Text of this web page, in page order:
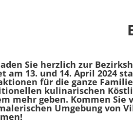
Sie herzlich zur
am 13. und 14. April 2024
für die ganze
kulinarischen
mehr geben. Kommen Sie
Umgebung von